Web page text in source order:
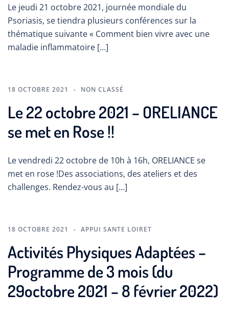
Le jeudi 21 octobre 2021, journée mondiale du
Psoriasis, se tiendra plusieurs conférences sur la
thématique suivante « Comment bien vivre avec une
maladie inflammatoire […]
18 OCTOBRE 2021 NON CLASSÉ
Le 22 octobre 2021 – ORELIANCE
se met en Rose !!
Le vendredi 22 octobre de 10h à 16h, ORELIANCE se
met en rose !Des associations, des ateliers et des
challenges. Rendez-vous au […]
18 OCTOBRE 2021 APPUI SANTE LOIRET
Activités Physiques Adaptées –
Programme de 3 mois (du
29octobre 2021 – 8 février 2022)